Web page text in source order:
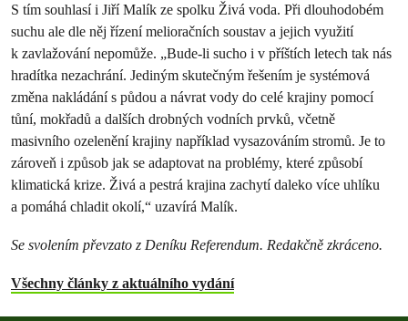
S tím souhlasí i Jiří Malík ze spolku Živá voda. Při dlouhodobém
suchu ale dle něj řízení melioračních soustav a jejich využití
k zavlažování nepomůže. „Bude-li sucho i v příštích letech tak nás
hradítka nezachrání. Jediným skutečným řešením je systémová
změna nakládání s půdou a návrat vody do celé krajiny pomocí
tůní, mokřadů a dalších drobných vodních prvků, včetně
masivního ozelenění krajiny například vysazováním stromů. Je to
zároveň i způsob jak se adaptovat na problémy, které způsobí
klimatická krize. Živá a pestrá krajina zachytí daleko více uhlíku
a pomáhá chladit okolí,“ uzavírá Malík.
Se svolením převzato z Deníku Referendum. Redakčně zkráceno.
Všechny články z aktuálního vydání